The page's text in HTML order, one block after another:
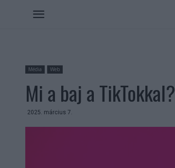
Média Web
Mi a baj a TikTokkal?
2025. március 7.